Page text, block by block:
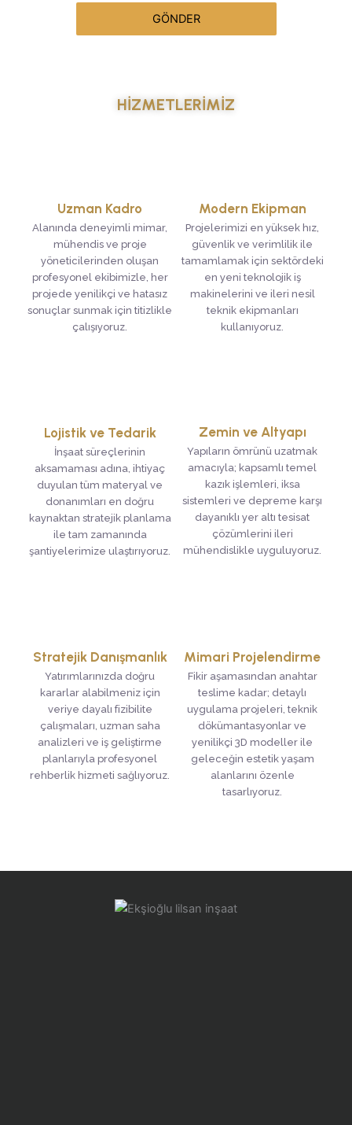
GÖNDER
HİZMETLERİMİZ
Uzman Kadro
Alanında deneyimli mimar,
mühendis ve proje
yöneticilerinden oluşan
profesyonel ekibimizle, her
projede yenilikçi ve hatasız
sonuçlar sunmak için titizlikle
çalışıyoruz.
Modern Ekipman
Projelerimizi en yüksek hız,
güvenlik ve verimlilik ile
tamamlamak için sektördeki
en yeni teknolojik iş
makinelerini ve ileri nesil
teknik ekipmanları
kullanıyoruz.
Lojistik ve Tedarik
İnşaat süreçlerinin
aksamaması adına, ihtiyaç
duyulan tüm materyal ve
donanımları en doğru
kaynaktan stratejik planlama
ile tam zamanında
şantiyelerimize ulaştırıyoruz.
Zemin ve Altyapı
Yapıların ömrünü uzatmak
amacıyla; kapsamlı temel
kazık işlemleri, iksa
sistemleri ve depreme karşı
dayanıklı yer altı tesisat
çözümlerini ileri
mühendislikle uyguluyoruz.
Stratejik Danışmanlık
Yatırımlarınızda doğru
kararlar alabilmeniz için
veriye dayalı fizibilite
çalışmaları, uzman saha
analizleri ve iş geliştirme
planlarıyla profesyonel
rehberlik hizmeti sağlıyoruz.
Mimari Projelendirme
Fikir aşamasından anahtar
teslime kadar; detaylı
uygulama projeleri, teknik
dökümantasyonlar ve
yenilikçi 3D modeller ile
geleceğin estetik yaşam
alanlarını özenle
tasarlıyoruz.